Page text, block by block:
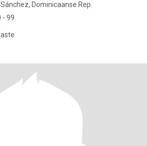
Dominicaanse Rep.
- 99